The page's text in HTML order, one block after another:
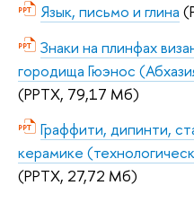
Язык, письмо и глина
Знаки на плинфах
городища Гюэнос
(PPTX, 79,17 Мб)
Граффити, дипинти,
керамике
(PPTX, 27,72 Мб)